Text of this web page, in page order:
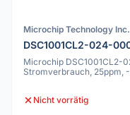
Microchip Technology Inc.
DSC1001CL2-024-
Microchip DSC1001CL2-
Stromverbrauch, 25ppm,
Nicht vorrätig